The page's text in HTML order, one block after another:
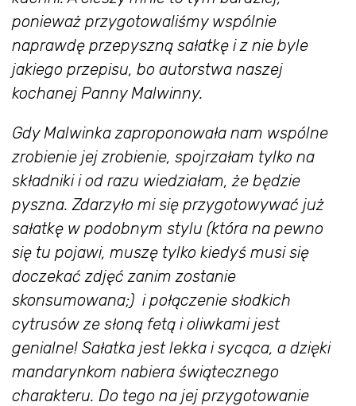
ponieważ przygotowaliśmy wspólnie
naprawdę przepyszną sałatkę i z nie byle
jakiego przepisu, bo autorstwa naszej
kochanej Panny Malwinny.
Gdy Malwinka zaproponowała nam wspólne
zrobienie jej zrobienie, spojrzałam tylko na
składniki i od razu wiedziałam, że będzie
pyszna. Zdarzyło mi się przygotowywać już
sałatkę w podobnym stylu (która na pewno
się tu pojawi, muszę tylko kiedyś musi się
doczekać zdjęć zanim zostanie
skonsumowana;) i połączenie słodkich
cytrusów ze słoną fetą i oliwkami jest
genialne! Sałatka jest lekka i sycąca, a dzięki
mandarynkom nabiera świątecznego
charakteru. Do tego na jej przygotowanie